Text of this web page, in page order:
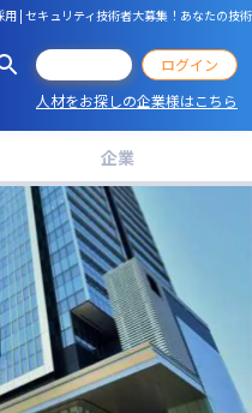
| セキュリティ技術者大募集！あなたの
ログイン
人材をお探しの企業様はこちら
企業